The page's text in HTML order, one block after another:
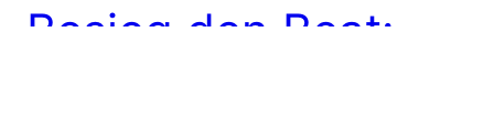
Besieg den Beat: